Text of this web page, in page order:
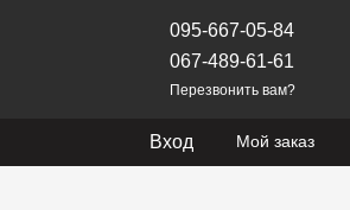
095-667-05-84
067-489-61-61
Перезвонить вам?
Вход Мой заказ